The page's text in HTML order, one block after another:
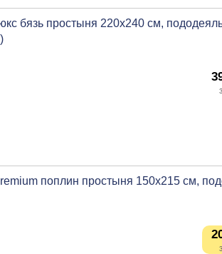
бязь простыня 220х240 см,
поплин простыня 150x215 см,